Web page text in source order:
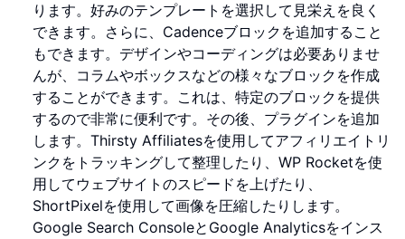
ります。好みのテンプレートを選択して見栄えを良く
できます。さらに、Cadenceブロックを追加すること
もできます。デザインやコーディングは必要ありませ
んが、コラムやボックスなどの様々なブロックを作成
することができます。これは、特定のブロックを提供
するので非常に便利です。その後、プラグインを追加
します。Thirsty Affiliatesを使用してアフィリエイトリ
ンクをトラッキングして整理したり、WP Rocketを使
用してウェブサイトのスピードを上げたり、
ShortPixelを使用して画像を圧縮したりします。
Google Search ConsoleとGoogle Analyticsをインス